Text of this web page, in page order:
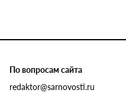
По вопросам сайта
redaktor@sarnovosti.ru